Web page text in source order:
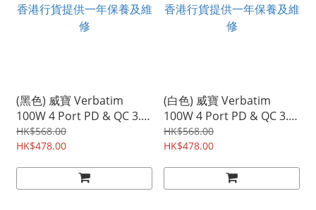
(黑色) 威寶 Verbatim
100W 4 Port PD & QC 3.0
GaN USB 充電器 66545 |
香港行貨提供一年保養及維
HK$568.00
HK$478.00
(白色) 威寶 Verbatim
100W 4 Port PD & QC 3.0
GaN USB 充電器 66546 |
香港行貨提供一年保養及維
HK$568.00
HK$478.00